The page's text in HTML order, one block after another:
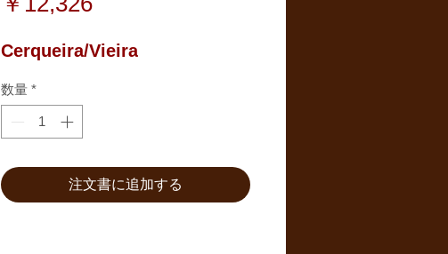
Cerqueira/Vieira
数量 *
注文書に追加する